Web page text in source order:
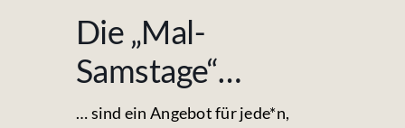
Die „Mal-
Samstage“…
… sind ein Angebot für jede*n,